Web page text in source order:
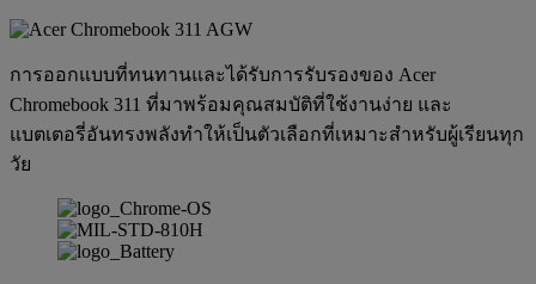
การออกแบบที่ทนทานและได้รับการรับรองของ Acer
Chromebook 311 ที่มาพร้อมคุณสมบัติที่ใช้งานง่าย และ
แบตเตอรี่อันทรงพลังทำให้เป็นตัวเลือกที่เหมาะสำหรับผู้เรียนทุก
วัย